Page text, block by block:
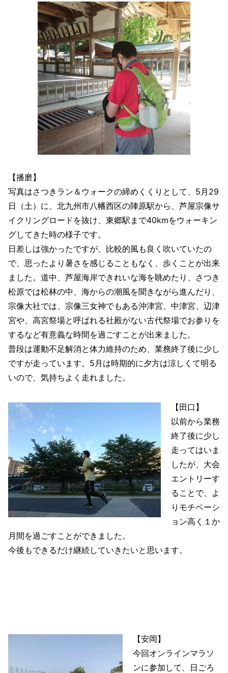
【播磨】
写真はさつきラン＆ウォークの締めくくりとして、5月29
日（土）に、北九州市八幡西区の陣原駅から、芦屋宗像サ
イクリングロードを抜け、東郷駅まで40kmをウォーキン
グしてきた時の様子です。
日差しは強かったですが、比較的風も良く吹いていたの
で、思ったより暑さを感じることもなく、歩くことが出来
ました。道中、芦屋海岸できれいな海を眺めたり、さつき
松原では松林の中、海からの潮風を聞きながら進んだり、
宗像大社では、宗像三女神でもある沖津宮、中津宮、辺津
宮や、高宮祭場と呼ばれる社殿がない古代祭場でお参りを
するなど有意義な時間を過ごすことが出来ました。
普段は運動不足解消と体力維持のため、業務終了後に少し
ですが走っています。5月は時期的に夕方は涼しくて明る
いので、気持ちよく走れました。
【田口】
以前から業務
終了後に少し
走ってはいま
したが、大会
エントリーす
ることで、よ
りモチベーシ
ョン高く１か
月間を過ごすことができました。
今後もできるだけ継続していきたいと思います。
【安岡】
今回オンラインマラソ
ンに参加して、日ごろ